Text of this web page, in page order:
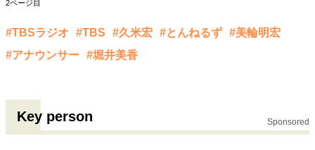
2ページ目
#TBSラジオ #TBS #久米宏 #とんねるず #美輪明宏
#アナウンサー #堀井美香
Key person Sponsored